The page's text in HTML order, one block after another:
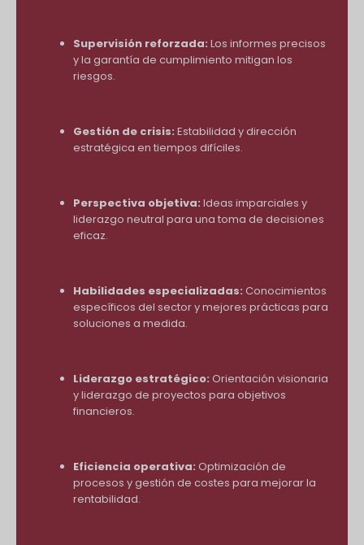
Supervisión reforzada: Los informes precisos
y la garantía de cumplimiento mitigan los
riesgos.
Gestión de crisis: Estabilidad y dirección
estratégica en tiempos difíciles.
Perspectiva objetiva: Ideas imparciales y
liderazgo neutral para una toma de decisiones
eficaz.
Habilidades especializadas: Conocimientos
específicos del sector y mejores prácticas para
soluciones a medida.
Liderazgo estratégico: Orientación visionaria
y liderazgo de proyectos para objetivos
financieros.
Eficiencia operativa: Optimización de
procesos y gestión de costes para mejorar la
rentabilidad.